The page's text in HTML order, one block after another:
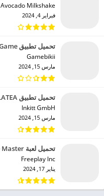
Avocado Milkshake‏
فبراير 4, 2024
تحميل تطبيق Bikii Cloud Game مهكر للاندرويد 2024
Gamebikii‏
مارس 15, 2024
تحميل تطبيق GALATEA مهكر للاندرويد 2024
Inkitt GmbH‏
مارس 15, 2024
تحميل لعبة Ride Master مهكرة للاندرويد 2024
Freeplay Inc‏
يناير 17, 2024